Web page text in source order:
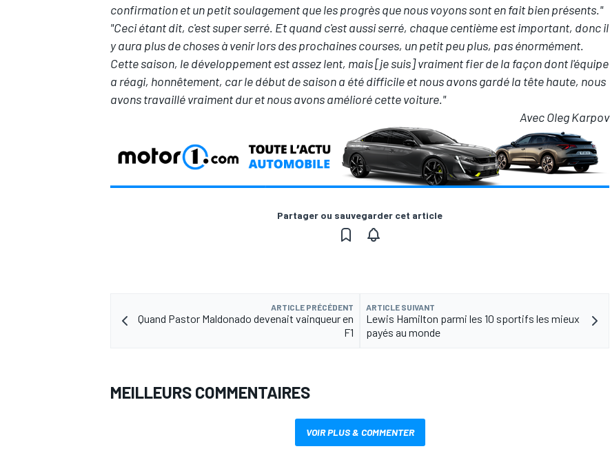
confirmation et un petit soulagement que les progrès que nous voyons sont en fait bien présents."
"Ceci étant dit, c'est super serré. Et quand c'est aussi serré, chaque centième est important, donc il
y aura plus de choses à venir lors des prochaines courses, un petit peu plus, pas énormément.
Cette saison, le développement est assez lent, mais [je suis] vraiment fier de la façon dont l'équipe
a réagi, honnêtement, car le début de saison a été difficile et nous avons gardé la tête haute, nous
avons travaillé vraiment dur et nous avons amélioré cette voiture."
Avec Oleg Karpov
Partager ou sauvegarder cet article
ARTICLE PRÉCÉDENT
Quand Pastor Maldonado devenait vainqueur en
F1
ARTICLE SUIVANT
Lewis Hamilton parmi les 10 sportifs les mieux
payés au monde
MEILLEURS COMMENTAIRES
VOIR PLUS & COMMENTER